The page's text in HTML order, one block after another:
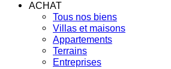
ACHAT
Tous nos biens
Villas et maisons
Appartements
Terrains
Entreprises